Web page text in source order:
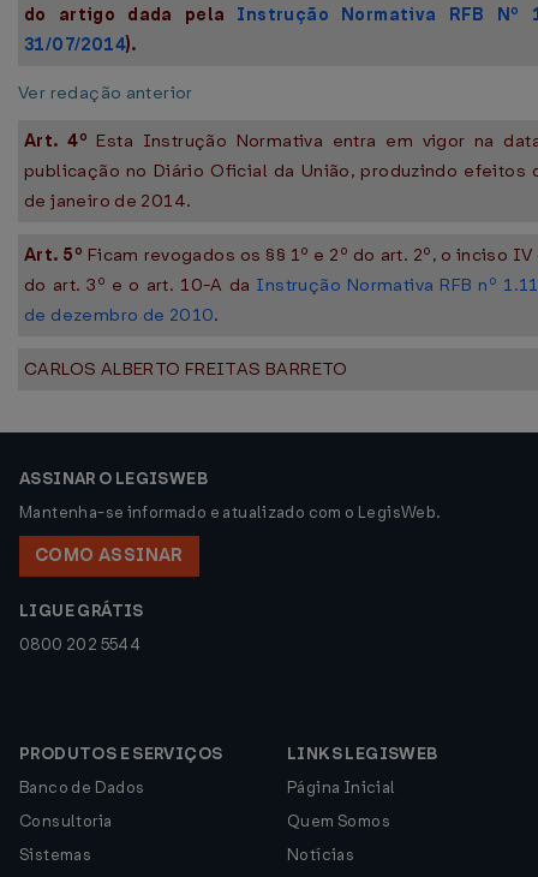
do artigo dada pela Instrução Normativa RFB Nº
31/07/2014).
Ver redação anterior
Art. 4º Esta Instrução Normativa entra em vigor na
publicação no Diário Oficial da União, produzindo efeitos
de janeiro de 2014.
Art. 5º Ficam revogados os §§ 1º e 2º do art. 2º, o inciso
do art. 3º e o art. 10-A da Instrução Normativa RFB nº
de dezembro de 2010.
CARLOS ALBERTO FREITAS BARRETO
ASSINAR O LEGISWEB
Mantenha-se informado e atualizado com o LegisWeb.
COMO ASSINAR
LIGUE GRÁTIS
0800 202 5544
PRODUTOS E SERVIÇOS
Banco de Dados
Consultoria
Sistemas
LINKS LEGISWEB
Página Inicial
Quem Somos
Notícias